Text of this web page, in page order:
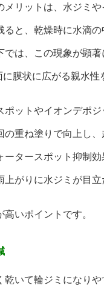
リットは、水ジミ
乾燥時に水滴の中
この現象が顕著に
状に広がる親水性を
やイオンデポジッ
塗りで向上し、超
スポット抑制効果
に水ジミが目立た
ポイントです。
いて輪ジミになり